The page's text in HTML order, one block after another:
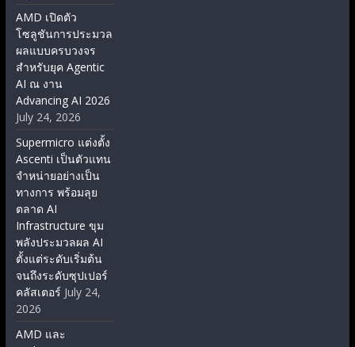
AMD เปิดตัว
โซลูชันการประมวล
ผลแบบครบวงจร
สำหรับยุค Agentic
AI ณ งาน
Advancing AI 2026
July 24, 2026
Supermicro แต่งตั้ง
Ascenti เป็นตัวแทน
จำหน่ายอย่างเป็น
ทางการ พร้อมลุย
ตลาด AI
Infrastructure ขุม
พลังประมวลผล AI
ตั้งแต่ระดับเริ่มต้น
จนถึงระดับซุปเปอร์
คลัสเตอร์ July 24,
2026
AMD และ